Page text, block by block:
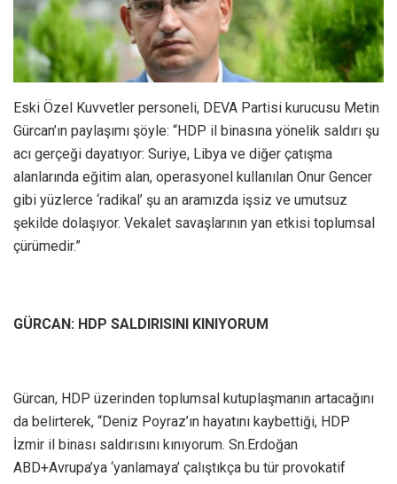
Eski Özel Kuvvetler personeli, DEVA Partisi kurucusu Metin
Gürcan’ın paylaşımı şöyle: “HDP il binasına yönelik saldırı şu
acı gerçeği dayatıyor: Suriye, Libya ve diğer çatışma
alanlarında eğitim alan, operasyonel kullanılan Onur Gencer
gibi yüzlerce ‘radikal’ şu an aramızda işsiz ve umutsuz
şekilde dolaşıyor. Vekalet savaşlarının yan etkisi toplumsal
çürümedir.”
GÜRCAN: HDP SALDIRISINI KINIYORUM
Gürcan, HDP üzerinden toplumsal kutuplaşmanın artacağını
da belirterek, “Deniz Poyraz’ın hayatını kaybettiği, HDP
İzmir il binası saldırısını kınıyorum. Sn.Erdoğan
ABD+Avrupa’ya ‘yanlamaya’ çalıştıkça bu tür provokatif